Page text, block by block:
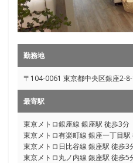
勤務地
〒104-0061 東京都中央区銀座
最寄駅
東京メトロ銀座線 銀座駅 徒歩3分
東京メトロ有楽町線 銀座一丁目駅
東京メトロ日比谷線 銀座駅 徒歩3
東京メトロ丸ノ内線 銀座駅 徒歩5